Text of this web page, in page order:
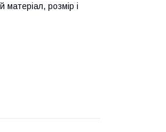
матеріал, розмір і